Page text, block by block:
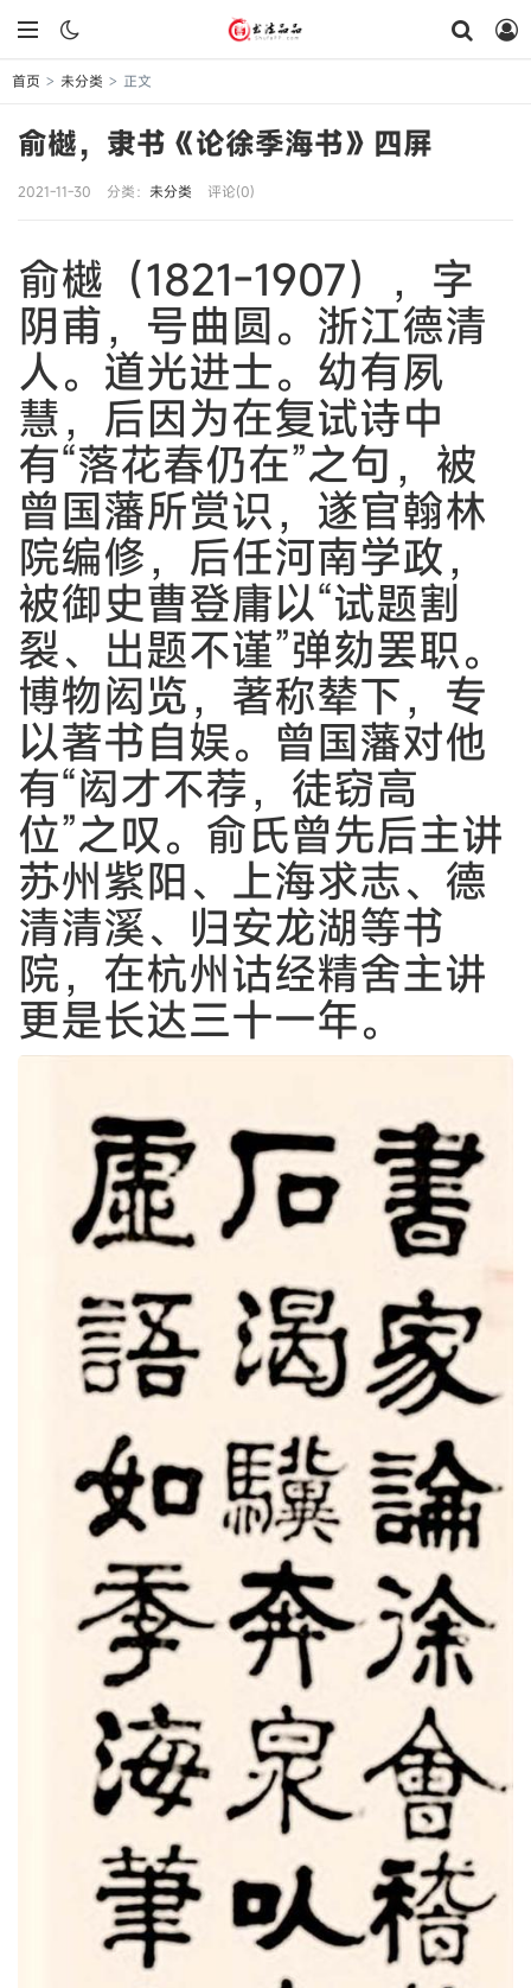
首页 > 未分类 > 正文
俞樾，隶书《论徐季海书》四屏
2021-11-30 分类： 未分类 评论(0)
俞樾（1821-1907），字
阴甫，号曲圆。浙江德清
人。道光进士。幼有夙
慧，后因为在复试诗中
有“落花春仍在”之句，被
曾国藩所赏识，遂官翰林
院编修，后任河南学政，
被御史曹登庸以“试题割
裂、出题不谨”弹劾罢职。
博物闳览，著称辇下，专
以著书自娱。曾国藩对他
有“闳才不荐，徒窃高
位”之叹。俞氏曾先后主讲
苏州紫阳、上海求志、德
清清溪、归安龙湖等书
院，在杭州诂经精舍主讲
更是长达三十一年。